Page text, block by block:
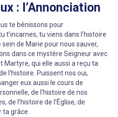
: l’Annonciation
te bénissons pour
t’incarnes, tu viens dans l’histoire
de Marie pour nous sauver,
dans ce mystère Seigneur avec
Martyre, qui elle aussi a reçu ta
l’histoire. Puissent nos oui,
eux aussi le cours de
de l’histoire de nos
de l’histoire de l’Église, de
ta grâce.